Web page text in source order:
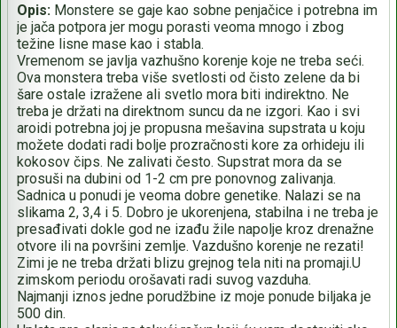
Opis: Monstere se gaje kao sobne penjačice i potrebna im
je jača potpora jer mogu porasti veoma mnogo i zbog
težine lisne mase kao i stabla.
Vremenom se javlja vazhušno korenje koje ne treba seći.
Ova monstera treba više svetlosti od čisto zelene da bi
šare ostale izražene ali svetlo mora biti indirektno. Ne
treba je držati na direktnom suncu da ne izgori. Kao i svi
aroidi potrebna joj je propusna mešavina supstrata u koju
možete dodati radi bolje prozračnosti kore za orhideju ili
kokosov čips. Ne zalivati često. Supstrat mora da se
prosuši na dubini od 1-2 cm pre ponovnog zalivanja.
Sadnica u ponudi je veoma dobre genetike. Nalazi se na
slikama 2, 3,4 i 5. Dobro je ukorenjena, stabilna i ne treba je
presađivati dokle god ne izađu žile napolje kroz drenažne
otvore ili na površini zemlje. Vazdušno korenje ne rezati!
Zimi je ne treba držati blizu grejnog tela niti na promaji.U
zimskom periodu orošavati radi suvog vazduha.
Najmanji iznos jedne porudžbine iz moje ponude biljaka je
500 din.